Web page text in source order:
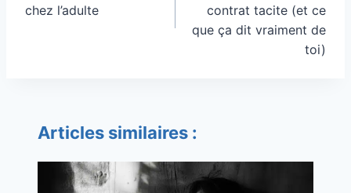
chez l’adulte
contrat tacite (et ce
que ça dit vraiment de
toi)
Articles similaires :